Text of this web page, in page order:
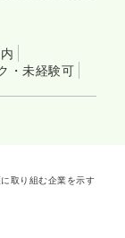
・未経験可
取り組む企業を示す